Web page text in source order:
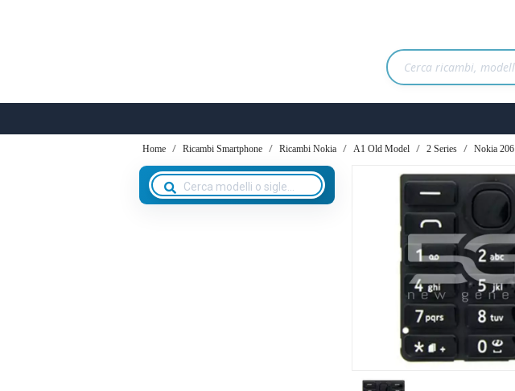
Home Ricambi Smartphone Ricambi Nokia A1 Old Model 2 Series Nokia 206